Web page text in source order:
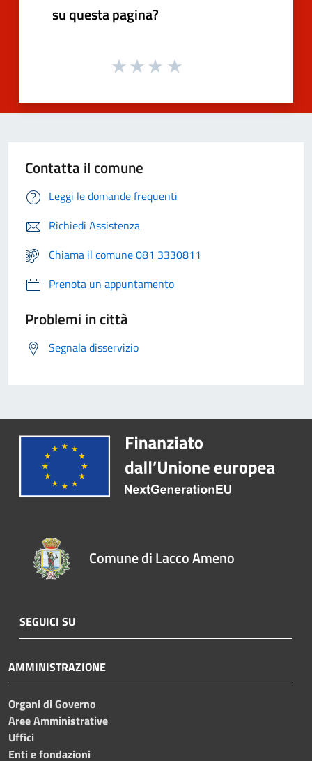
su questa pagina?
Contatta il comune
Leggi le domande frequenti
Richiedi Assistenza
Chiama il comune 081 3330811
Prenota un appuntamento
Problemi in città
Segnala disservizio
Comune di Lacco Ameno
SEGUICI SU
AMMINISTRAZIONE
Organi di Governo
Aree Amministrative
Uffici
Enti e fondazioni